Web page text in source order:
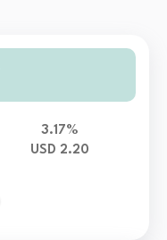
3.17%
USD 2.20